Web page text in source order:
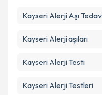
Kayseri Alerji Aşı
Kayseri Alerji aşıları
Kayseri Alerji Testi
Kayseri Alerji Testleri